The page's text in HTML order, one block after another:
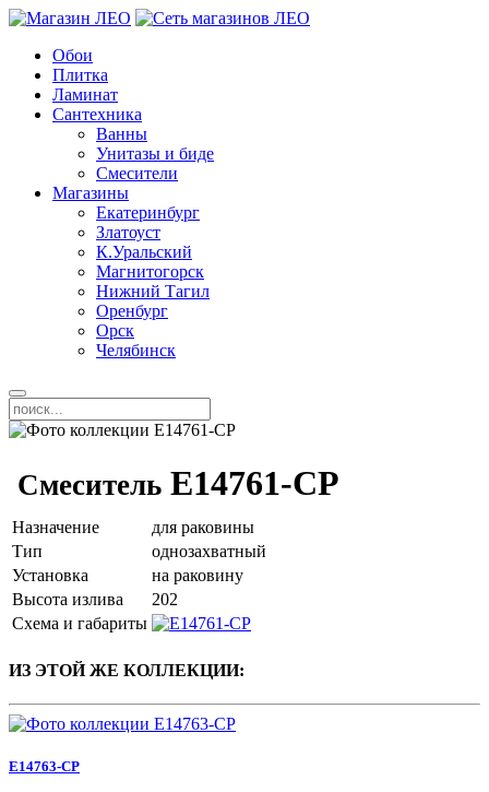
Обои
Плитка
Ламинат
Сантехника
Ванны
Унитазы и биде
Смесители
Магазины
Екатеринбург
Златоуст
К.Уральский
Магнитогорск
Нижний Тагил
Оренбург
Орск
Челябинск
Смеситель E14761-CP
Назначение
для раковины
Тип
однозахватный
Установка
на раковину
Высота излива
202
Схема и габариты
ИЗ ЭТОЙ ЖЕ КОЛЛЕКЦИИ:
E14763-CP